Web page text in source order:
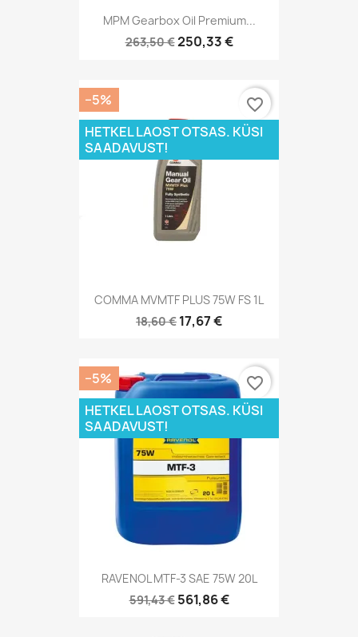
MPM Gearbox Oil Premium...
263,50 €250,33 €
COMMA MVMTF PLUS 75W FS 1L
18,60 € 17,67 €
−5%
HETKEL LAOST OTSAS. KÜSI
SAADAVUST!
favorite_border
RAVENOL MTF-3 SAE 75W 20L
591,43 € 561,86 €
−5%
HETKEL LAOST OTSAS. KÜSI
SAADAVUST!
favorite_border